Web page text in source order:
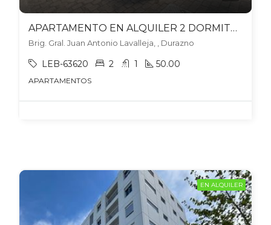
APARTAMENTO EN ALQUILER 2 DORMITORIOS CON COCHERA EN DURAZNO
Brig. Gral. Juan Antonio Lavalleja, , Durazno
LEB-63620 2 1 50.00
APARTAMENTOS
EN ALQUILER